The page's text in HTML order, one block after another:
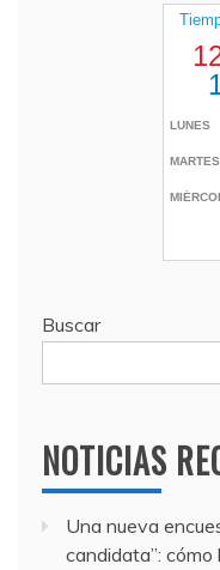
Buscar
NOTICIAS
Una nueva
candidata”: